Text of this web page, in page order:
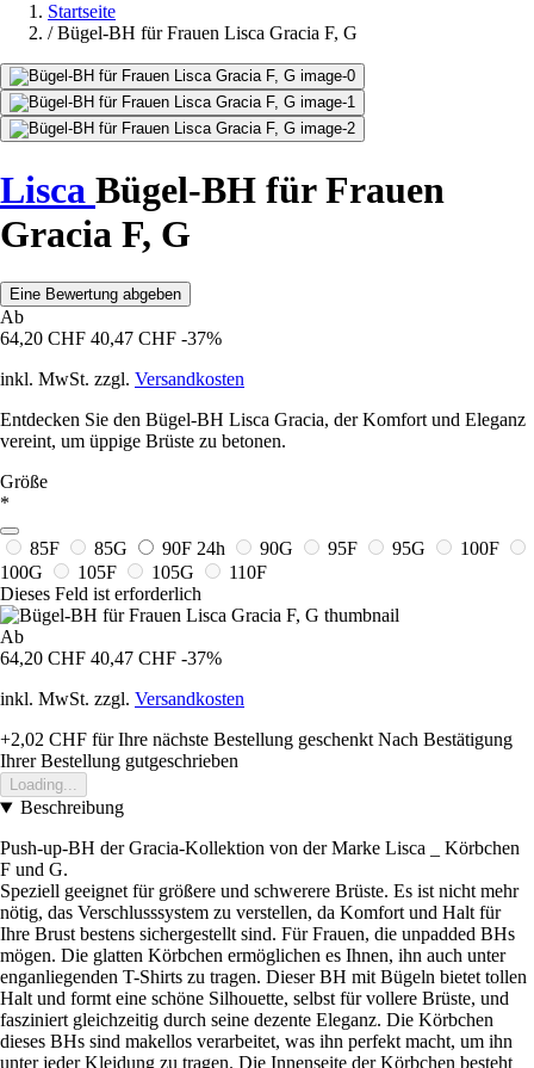
Startseite
/ Bügel-BH für Frauen Lisca Gracia F, G
Lisca Bügel-BH für Frauen
Gracia F, G
Eine Bewertung abgeben
Ab
64,20 CHF 40,47 CHF -37%
inkl. MwSt. zzgl. Versandkosten
Entdecken Sie den Bügel-BH Lisca Gracia, der Komfort und Eleganz
vereint, um üppige Brüste zu betonen.
Größe
*
85F 85G 90F 24h 90G 95F 95G
100F
100G
105F 105G
110F
Dieses Feld ist erforderlich
Ab
64,20 CHF 40,47 CHF -37%
inkl. MwSt. zzgl. Versandkosten
+2,02 CHF für Ihre nächste Bestellung geschenkt Nach Bestätigung
Ihrer Bestellung gutgeschrieben
Loading...
Beschreibung
Push-up-BH der Gracia-Kollektion von der Marke Lisca _ Körbchen
F und G.
Speziell geeignet für größere und schwerere Brüste. Es ist nicht mehr
nötig, das Verschlusssystem zu verstellen, da Komfort und Halt für
Ihre Brust bestens sichergestellt sind. Für Frauen, die unpadded BHs
mögen. Die glatten Körbchen ermöglichen es Ihnen, ihn auch unter
enganliegenden T-Shirts zu tragen. Dieser BH mit Bügeln bietet tollen
Halt und formt eine schöne Silhouette, selbst für vollere Brüste, und
fasziniert gleichzeitig durch seine dezente Eleganz. Die Körbchen
dieses BHs sind makellos verarbeitet, was ihn perfekt macht, um ihn
unter jeder Kleidung zu tragen. Die Innenseite der Körbchen besteht